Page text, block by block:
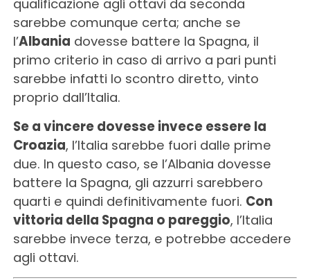
qualificazione agli ottavi da seconda
sarebbe comunque certa; anche se
l’Albania dovesse battere la Spagna, il
primo criterio in caso di arrivo a pari punti
sarebbe infatti lo scontro diretto, vinto
proprio dall’Italia.
Se a vincere dovesse invece essere la
Croazia, l’Italia sarebbe fuori dalle prime
due. In questo caso, se l’Albania dovesse
battere la Spagna, gli azzurri sarebbero
quarti e quindi definitivamente fuori. Con
vittoria della Spagna o pareggio, l’Italia
sarebbe invece terza, e potrebbe accedere
agli ottavi.